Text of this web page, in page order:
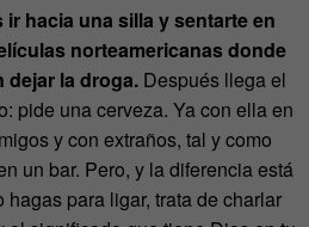
ir hacia una silla y sentarte en
norteamericanas donde
dejar la droga. Después llega el
pide una cerveza. Ya con ella en
y con extraños, tal y como
un bar. Pero, y la diferencia está
para ligar, trata de charlar